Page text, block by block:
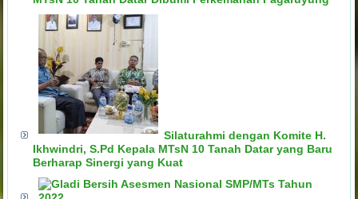
Silaturahmi dengan Komite H.
Ikhwindri, S.Pd Kepala MTsN 10 Tanah Datar yang Baru
Berharap Sinergi yang Kuat